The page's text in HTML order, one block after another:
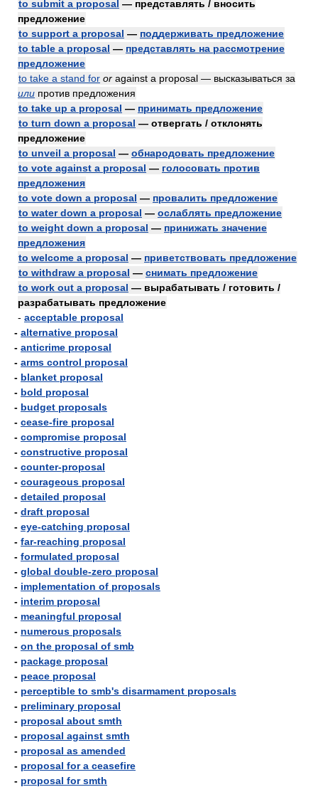
to submit a proposal — представлять / вносить
предложение
to support a proposal — поддерживать предложение
to table a proposal — представлять на рассмотрение
предложение
to take a stand for or against a proposal — высказываться за
или против предложения
to take up a proposal — принимать предложение
to turn down a proposal — отвергать / отклонять
предложение
to unveil a proposal — обнародовать предложение
to vote against a proposal — голосовать против
предложения
to vote down a proposal — провалить предложение
to water down a proposal — ослаблять предложение
to weight down a proposal — принижать значение
предложения
to welcome a proposal — приветствовать предложение
to withdraw a proposal — снимать предложение
to work out a proposal — вырабатывать / готовить /
разрабатывать предложение
- acceptable proposal
- alternative proposal
- anticrime proposal
- arms control proposal
- blanket proposal
- bold proposal
- budget proposals
- cease-fire proposal
- compromise proposal
- constructive proposal
- counter-proposal
- courageous proposal
- detailed proposal
- draft proposal
- eye-catching proposal
- far-reaching proposal
- formulated proposal
- global double-zero proposal
- implementation of proposals
- interim proposal
- meaningful proposal
- numerous proposals
- on the proposal of smb
- package proposal
- peace proposal
- perceptible to smb's disarmament proposals
- preliminary proposal
- proposal about smth
- proposal against smth
- proposal as amended
- proposal for a ceasefire
- proposal for smth